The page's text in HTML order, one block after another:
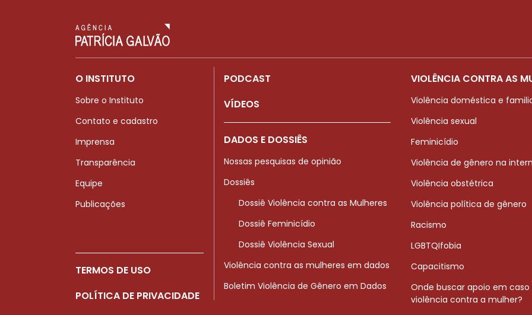
O INSTITUTO
Sobre o Instituto
Contato e cadastro
Imprensa
Transparência
Equipe
Publicações
TERMOS DE USO
POLÍTICA DE PRIVACIDADE
PODCAST
VÍDEOS
DADOS E DOSSIÊS
Nossas pesquisas de opinião
Dossiês
Dossiê Violência contra as Mulheres
Dossiê Feminicídio
Dossiê Violência Sexual
Violência contra as mulheres em dados
Boletim Violência de Gênero em Dados
VIOLÊNCIA CONTRA AS
Violência doméstica e
Violência sexual
Feminicídio
Violência de gênero na
Violência obstétrica
Violência política de gênero
Racismo
LGBTQIfobia
Capacitismo
Onde buscar apoio em caso
violência contra a mulher?